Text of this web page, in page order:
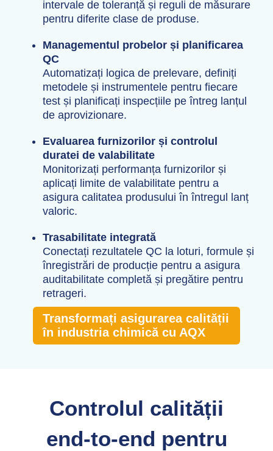
intervale de toleranță și reguli de măsurare
pentru diferite clase de produse.
Managementul probelor și planificarea
QC
Automatizați logica de prelevare, definiți
metodele și instrumentele pentru fiecare
test și planificați inspecțiile pe întreg lanțul
de aprovizionare.
Evaluarea furnizorilor și controlul
duratei de valabilitate
Monitorizați performanța furnizorilor și
aplicați limite de valabilitate pentru a
asigura calitatea produsului în întregul lanț
valoric.
Trasabilitate integrată
Conectați rezultatele QC la loturi, formule și
înregistrări de producție pentru a asigura
auditabilitate completă și pregătire pentru
retrageri.
Transformați asigurarea calității
în industria chimică cu AQX
Controlul calității
end-to-end pentru